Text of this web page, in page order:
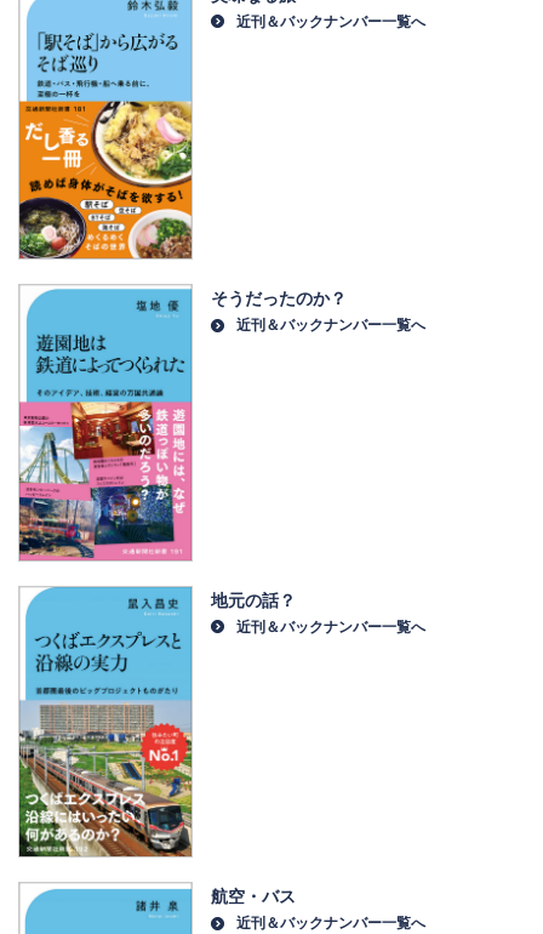
近刊＆バックナンバー一覧へ
そうだったのか？
近刊＆バックナンバー一覧へ
地元の話？
近刊＆バックナンバー一覧へ
航空・バス
近刊＆バックナンバー一覧へ